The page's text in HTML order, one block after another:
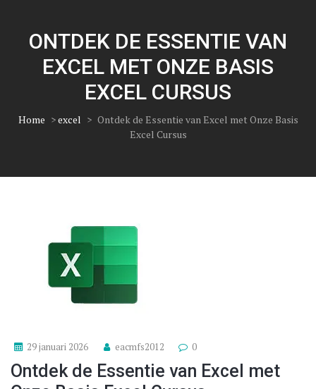
ONTDEK DE ESSENTIE VAN
EXCEL MET ONZE BASIS
EXCEL CURSUS
Home >excel > Ontdek de Essentie van Excel met Onze Basis
Excel Cursus
29 januari 2026 eacmfs2012 0
Ontdek de Essentie van Excel met